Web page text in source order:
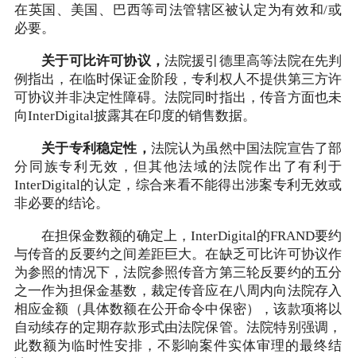
在英国、美国、巴西等司法管辖区被认定为有效和/或
必要。
关于可比许可协议， 法院援引德里高等法院在先判
例指出，在临时保证金阶段，专利权人不提供第三方许
可协议并非决定性障碍。法院同时指出，传音方面也未
向InterDigital披露其在印度的销售数据。
关于专利稳定性， 法院认为虽然中国法院宣告了部
分同族专利无效，但其他法域的法院作出了有利于
InterDigital的认定，综合来看不能得出涉案专利无效或
非必要的结论。
在担保金数额的确定上，InterDigital的FRAND要约
与传音的反要约之间差距巨大。在缺乏可比许可协议作
为参照的情况下，法院参照传音方第三轮反要约的五分
之一作为担保金基数，裁定传音应在八周内向法院存入
相应金额（具体数额在公开命令中保密），该款项将以
自动续存的定期存款形式由法院保管。法院特别强调，
此数额为临时性安排，不影响案件实体审理的最终结